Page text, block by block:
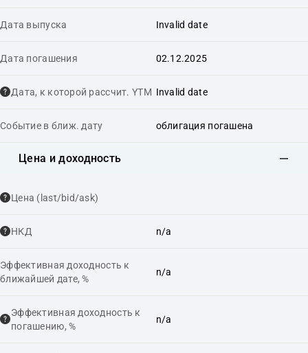
Дата выпуска Invalid date
Дата погашения 02.12.2025
Дата, к которой рассчит. YTM Invalid date
Событие в ближ. дату облигация погашена
Цена и доходность
Цена (last/bid/ask)
НКД n/a
Эффективная доходность к
ближайшей дате, %
n/a
Эффективная доходность к
погашению, %
n/a